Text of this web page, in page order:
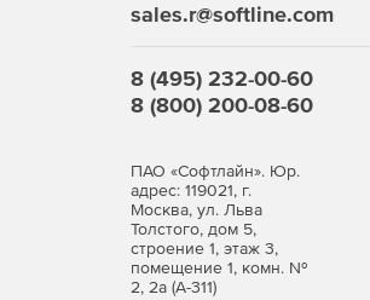
подключения портов
Браузер MIB SNMP:
также выполнение всех
Telnet/SSH: данный
строки (CLI) к
позволяет
sales.r@softline.com
8 (495) 232-00-60
8 (800) 200-08-60
ПАО «Софтлайн». Юр.
адрес: 119021, г.
Москва, ул. Льва
Толстого, дом 5,
строение 1, этаж 3,
помещение 1, комн. №
2, 2а (А-311)